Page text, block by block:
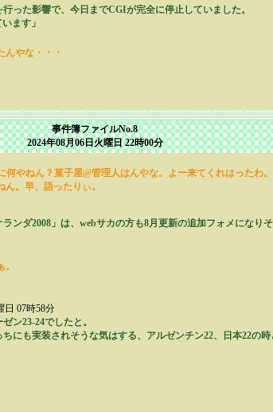
った影響で、今日までCGIが完全に停止していました。
ます」
んやな・・・
事件簿ファイルNo.8
2024年08月06日火曜日 22時00分
やねん？菓子屋@管理人はんやな。よー来てくれはったわ
。早、語ったりぃ。
ンダ2008」は、webサカの方も8月更新の追加フォメになり
日 07時58分
ン23-24でしたと。
にも実装されそうな気はする、アルゼンチン22、日本22の時